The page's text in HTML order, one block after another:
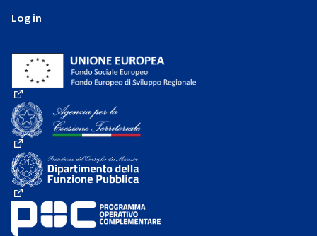
Log in
(External link)
(External link)
(External link)